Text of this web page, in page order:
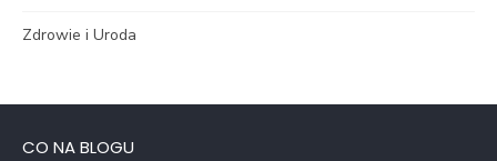
Zdrowie i Uroda
CO NA BLOGU